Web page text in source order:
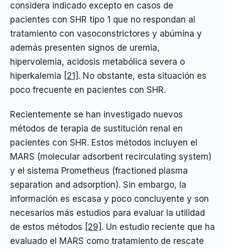
considera indicado excepto en casos de
pacientes con SHR tipo 1 que no respondan al
tratamiento con vasoconstrictores y abúmina y
además presenten signos de uremia,
hipervolemia, acidosis metabólica severa o
hiperkalemia [21] . No obstante, esta situación es
poco frecuente en pacientes con SHR.
Recientemente se han investigado nuevos
métodos de terapia de sustitución renal en
pacientes con SHR. Estos métodos incluyen el
MARS (molecular adsorbent recirculating system)
y el sistema Prometheus (fractioned plasma
separation and adsorption). Sin embargo, la
información es escasa y poco concluyente y son
necesarios más estudios para evaluar la utilidad
de estos métodos [29] . Un estudio reciente que ha
evaluado el MARS como tratamiento de rescate